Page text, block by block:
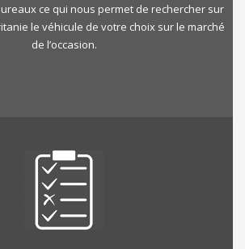
ce qui nous permet de rechercher sur
le véhicule de votre choix sur le marché
de l’occasion.